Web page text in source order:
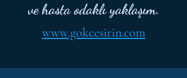
ve hasta odaklı yaklaşım.
www.gokcesirin.com